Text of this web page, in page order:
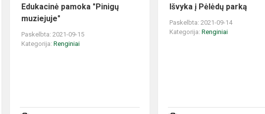
Edukacinė pamoka "Pinigų
muziejuje"
Paskelbta: 2021-09-15
Kategorija:Renginiai
Išvyka į Pėlėdų parką
Paskelbta: 2021-09-14
Kategorija:Renginiai